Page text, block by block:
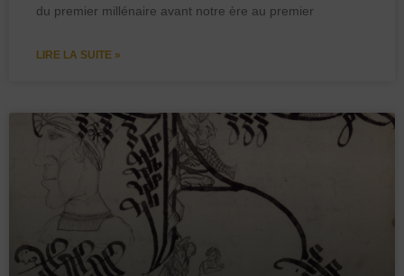
du premier millénaire avant notre ère au premier
LIRE LA SUITE »